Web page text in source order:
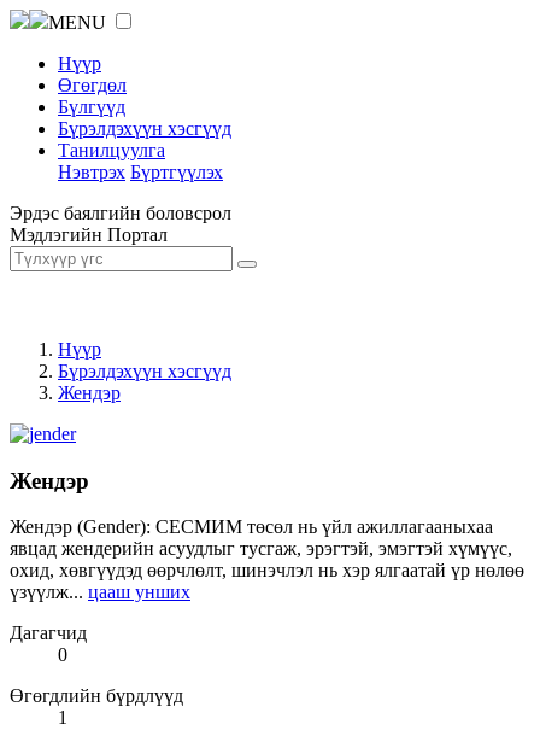
MENU
Нүүр
Өгөгдөл
Бүлгүүд
Бүрэлдэхүүн хэсгүүд
Танилцуулга
Нэвтрэх Бүртгүүлэх
Эрдэс баялгийн боловсрол
Мэдлэгийн Портал
Нүүр
Бүрэлдэхүүн хэсгүүд
Жендэр
Жендэр
Жендэр (Gender): СЕСМИМ төсөл нь үйл ажиллагааныхаа
явцад жендерийн асуудлыг тусгаж, эрэгтэй, эмэгтэй хүмүүс,
охид, хөвгүүдэд өөрчлөлт, шинэчлэл нь хэр ялгаатай үр нөлөө
үзүүлж... цааш унших
Дагагчид
0
Өгөгдлийн бүрдлүүд
1